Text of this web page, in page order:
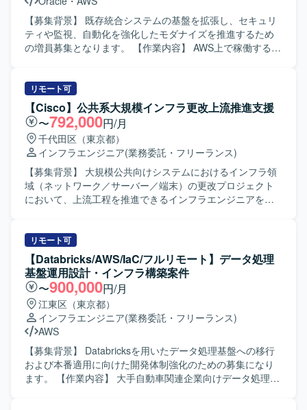
ます。また、周囲と適切にコミュニケーションをとりなが
ら抽象的な課題を整理し、解決に導くスタンスをお持ちの
方が望ましいです。 【ポジションの魅力】 大手HR事業の
データ分析・活用プロジェクトに参画し、クラウドDWHや
データのハンドリングやワークフロー構築を通じて、デー
タエンジニアとしての専門性を高めることができるポジシ
ョンです。 【開発環境】 インフラはAzureをメインに、
AWSやGoogle Cloudを利用しております。データベースと
してAzure Databricks、Amazon Redshift、BigQueryを使用
し、ワークフローにはAirflowおよびdbtを採用しておりま
す。コミュニケーションにはOutlook、Teams、Slack、
Backlogを利用しております。
【募集背景】 既存統合システムの基盤を拡張し、セキュリ
ティや監視、自動化を強化したモダナイズを推進するため
の増員募集となります。 【作業内容】 AWS上で稼働する統
Phase1環境をベースに、Phase2としてセキュリティ、監
視、認証、配信機能を含む追加基盤を整備していただきま
す。 具体的には、VPCやサブネット、ルート設計、EC2や
ALB、AutoScaling、RDS Oracleの構築、CloudFrontや
WAF、Cognito、Secrets Manager、CloudWatchなどの各種
マネージドサービスの設計や構築を実施していただきま
す。 また、CodePipeline、CodeBuild、CodeDeployを用い
たCI/CDパイプラインの構築や、自動化および監視運用の仕
組み構築、VPC Peering接続対応、各種試験や移行対応にも
方を求めています。 チームメンバーと連携しながらコミュ
ニケーションを取り、共通認識を持って作業を進められる
方を想定しています。 AWSのベストプラクティスを意識し
ながら、品質とセキュリティを両立した基盤構築に取り組
んでいただける方が望ましいです。 【ポジションの魅力】
AWSの各種マネージドサービスを幅広く活用した統合基盤
の構築に携わることができ、インフラ設計から自動化、監
視運用まで一貫した経験を積むことができます。 既存環境
を踏まえたPhase2構築となるため、モダナイズや高度化に
関する知見を深めながら、クラウド基盤エンジニアとして
のスキルを強化できる環境です。 【開発環境】 AWSを中心
リモート可
【Cisco】公共系大規模インフラ更改上流推進支援
〜792,000円/月
千代田区（東京都）
インフラエンジニア(業務委託・フリーランス)
【募集背景】 大規模公共向けシステムにおけるインフラ領
域（ネットワーク／サーバー／端末）の更改プロジェクト
において、上流工程を推進できるインフラエンジニアを求
ンド側のSEと協働しながら上流で推進していただきます。
・ネットワーク／サーバー／端末を中心とした更改提案の
上流対応（入札／公開提案を含みます） ・設計ドキュメン
トのレビューと、それに基づく次アクションの主体的な検
討・推進を行っていただきます。 ・エンドSEと連携した中
長期ロードマップの策定を実施していただきます。 ・複数
ベンダーの調整、仕様整理、進行管理などのベンダーコン
トロールを担っていただきます。 体制としては約10名規模
で、提案から設計・構築までの一連の上流工程を担当いた
します。 【求める人物像】 インフラ全般（ネットワーク／
サーバー／端末）に対する理解を持ち、設計ドキュメント
リモート可
【Databricks/AWS/IaC/フルリモート】データ処理
基盤運用設計・インフラ構築案件
〜900,000円/月
江東区（東京都）
インフラエンジニア(業務委託・フリーランス)
AWS
【募集背景】 Databricksを用いたデータ処理基盤への移行
および本番適用に向けた開発体制強化のための募集になり
ます。 【作業内容】 大手自動車関連企業向けデータ処理基